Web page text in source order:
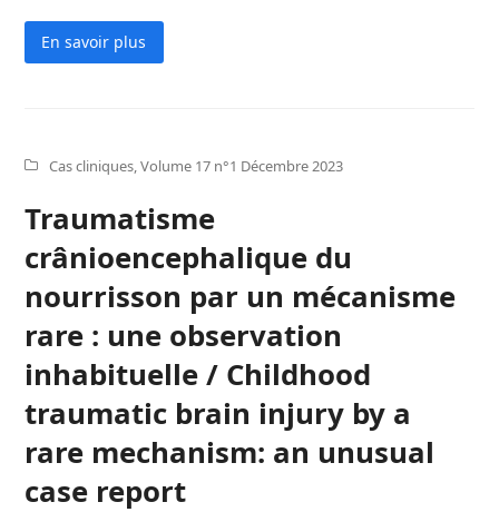
En savoir plus
Cas cliniques,Volume 17 n°1 Décembre 2023
Traumatisme
crânioencephalique du
nourrisson par un mécanisme
rare : une observation
inhabituelle / Childhood
traumatic brain injury by a
rare mechanism: an unusual
case report